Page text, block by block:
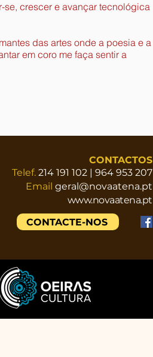
se, crescer e avançar tecnológica
das artes onde a poesia e a
em coro me faça sentir a
CONTACTOS
Telef. 214 191 102 | 964 953 207
Email geral@novaatena.pt
www.novaatena.pt
CONTACTE-NOS